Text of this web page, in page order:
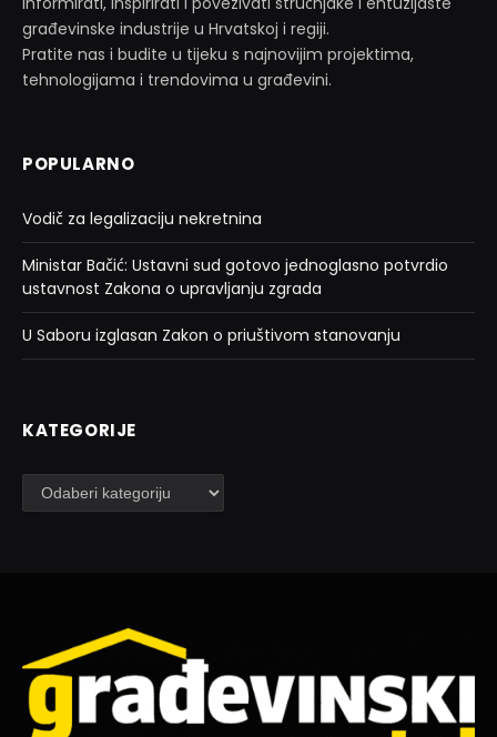
građevinske industrije u Hrvatskoj i regiji.
Pratite nas i budite u tijeku s najnovijim projektima,
tehnologijama i trendovima u građevini.
POPULARNO
Vodič za legalizaciju nekretnina
Ministar Bačić: Ustavni sud gotovo jednoglasno potvrdio
ustavnost Zakona o upravljanju zgrada
U Saboru izglasan Zakon o priuštivom stanovanju
KATEGORIJE
Kategorije